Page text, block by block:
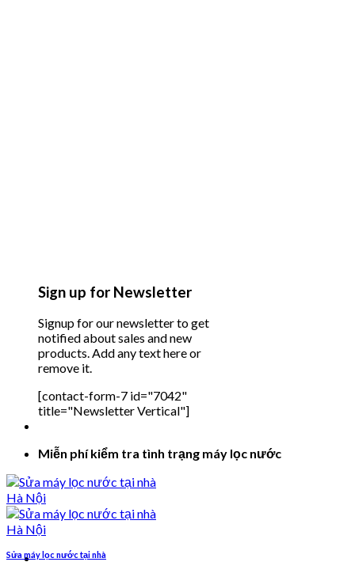
Sign up for Newsletter
Signup for our newsletter to get
notified about sales and new
products. Add any text here or
remove it.
[contact-form-7 id="7042"
title="Newsletter Vertical"]
Miễn phí kiểm tra tình trạng máy lọc nước
Sửa máy lọc nước tại nhà